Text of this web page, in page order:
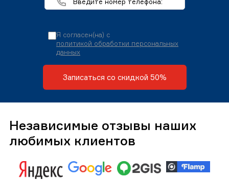
Я согласен(на) с
политикой обработки персональных
данных
Записаться со скидкой 50%
Независимые отзывы наших
любимых клиентов